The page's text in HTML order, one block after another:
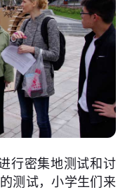
行密集地测试和讨
测试，小学生们来